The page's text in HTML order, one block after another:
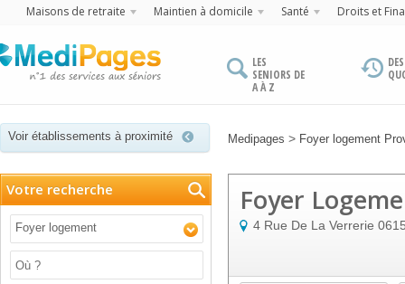
Maisons de retraite Maintien à domicile Santé Droits et
LES
SENIORS DE
A À Z
Voir établissements à proximité Medipages > Foyer logement
Votre recherche
Foyer logement
Foyer
4 Rue De La Verrerie